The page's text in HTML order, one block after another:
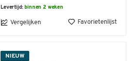
Levertijd: binnen 2 weken
Vergelijken Favorietenlijst
NIEUW